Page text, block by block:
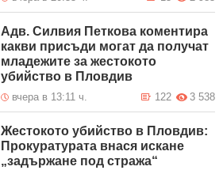
Адв. Силвия Петкова коментира
какви присъди могат да получат
младежите за жестокото
убийство в Пловдив
вчера в 13:11 ч. 3 538
122
Жестокото убийство в Пловдив:
Прокуратурата внася искане
„задържане под стража“